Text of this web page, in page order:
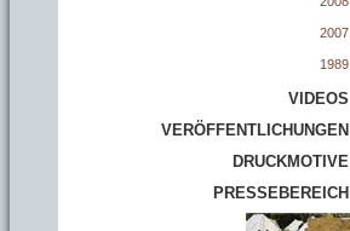
2007
1989
VIDEOS
VERÖFFENTLICHUNGEN
DRUCKMOTIVE
PRESSEBEREICH